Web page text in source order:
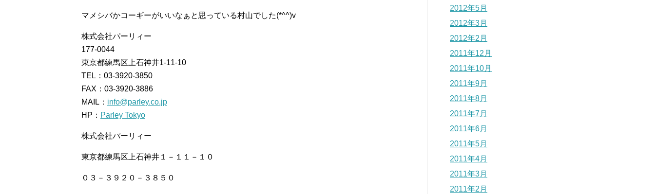
マメシバかコーギーがいいなぁと思っている村山でした(*^^)v
株式会社パーリィー
177-0044
東京都練馬区上石神井1-11-10
TEL：03-3920-3850
FAX：03-3920-3886
MAIL： info@parley.co.jp
HP： Parley Tokyo
株式会社パーリィー
東京都練馬区上石神井１－１１－１０
０３－３９２０－３８５０
2012年5月
2012年3月
2012年2月
2011年12月
2011年10月
2011年9月
2011年8月
2011年7月
2011年6月
2011年5月
2011年4月
2011年3月
2011年2月